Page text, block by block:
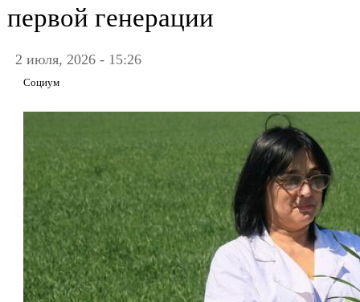
первой генерации
2 июля, 2026 - 15:26
Социум